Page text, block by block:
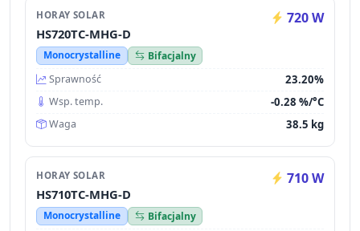
HORAY SOLAR 720 W
HS720TC-MHG-D
Monocrystalline
Bifacjalny
Sprawność
23.20%
Wsp. temp. -0.28 %/°C
Waga 38.5 kg
HORAY SOLAR 710 W
HS710TC-MHG-D
Monocrystalline
Bifacjalny